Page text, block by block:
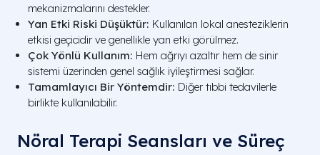
mekanizmalarını destekler.
Yan Etki Riski Düşüktür: Kullanılan lokal anesteziklerin
etkisi geçicidir ve genellikle yan etki görülmez.
Çok Yönlü Kullanım: Hem ağrıyı azaltır hem de sinir
sistemi üzerinden genel sağlık iyileştirmesi sağlar.
Tamamlayıcı Bir Yöntemdir: Diğer tıbbi tedavilerle
birlikte kullanılabilir.
Nöral Terapi Seansları ve Süreç